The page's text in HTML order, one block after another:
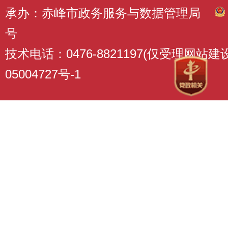
承办：赤峰市政务服务与数据管理局
号
技术电话：0476-8821197(仅受理网站建
05004727号-1